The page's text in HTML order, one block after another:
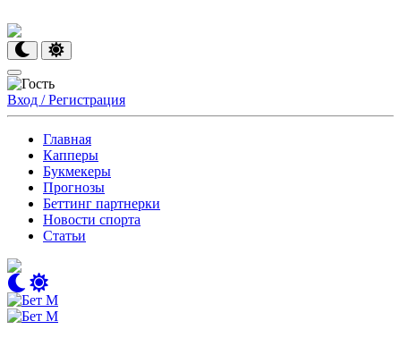
Вход / Регистрация
Главная
Капперы
Букмекеры
Прогнозы
Беттинг партнерки
Новости спорта
Статьи